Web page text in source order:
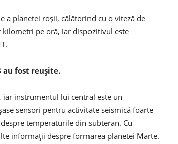
a planetei roşii, călătorind cu o viteză de
pe oră, iar dispozitivul este
au fost reuşite.
instrumentul lui central este un
sensori pentru activitate seismică foarte
temperaturile din subteran. Cu
informaţii despre formarea planetei Marte.